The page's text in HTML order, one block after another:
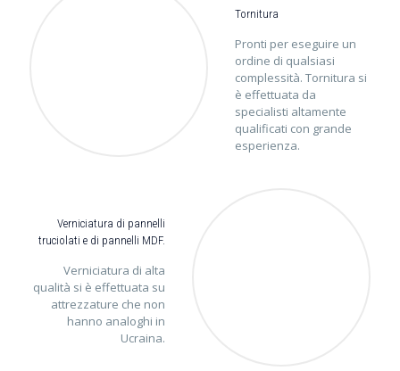
Tornitura
Pronti per eseguire un
ordine di qualsiasi
complessità. Tornitura si
è effettuata da
specialisti altamente
qualificati con grande
esperienza.
Verniciatura di pannelli
truciolati e di pannelli MDF.
Verniciatura di alta
qualità si è effettuata su
attrezzature che non
hanno analoghi in
Ucraina.